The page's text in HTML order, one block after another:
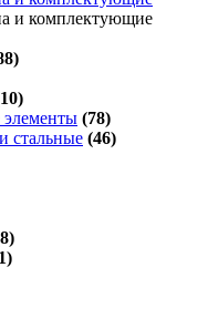
и комплектующие
(78)
стальные (46)